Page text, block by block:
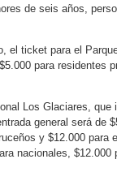
de seis años,
el ticket para el
para residentes
Los Glaciares,
general será de
y $12.000 para
nacionales,